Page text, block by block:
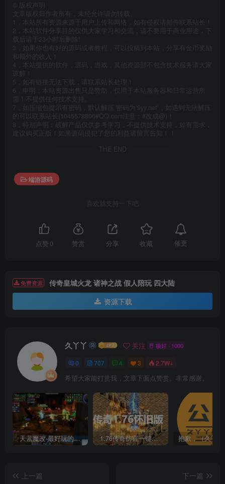
版权声明
文章版权归作者所有，未经允许请勿转载。
1，本站所有资源来源于用户上传和网络，如有侵权请邮件联系站长！
2，本站软件分享目的仅供大家学习和交流，请不要用于商业用途，下
载后请于23小时后删除!
3，如果你也有好的源码或者教程，可以投稿到本站，分享有金币奖励
和额外的收入！
4，本站提供的软件，源码，游戏，其他资源部不包含技术服务请大家
谅解！
5，如有链接无法下载，请联系站长处理！
6，申明：本站资源出售只是赞助，仅用于本站服务器和日常运营所
需！不提供任何技术支持。
7，如压缩包提示有密码，默认解压 密码为‘9yy.net’，如遇到无法解压
的可以联系站长(1045578806#QQ.com注意：#改成@)！
8，特别声明：破解产品仅供参考学习，不提供技术支持，如有需求，
建议购买正版！如果源码侵犯了您的利益请留言告知！！
THE END
端游源码
喜欢就支持一下吧
点赞 0 赞赏 分享 收藏 催更
免费资源
传奇皇城火龙 诸神之战 假人陪玩 四大陆
资源下载
久丫丫 关注 极好 · 1000
0 707 4 3 2.7W+
希望大家能打赏我，文章下面点赞赏。非常感谢。
天蓝魔改-最好玩的魔兽世界巫妖王V335精品单机端【最智能的机器人】 1.76传奇仿官一键启动无后台和辅助究极肝传奇
上一篇
下一篇